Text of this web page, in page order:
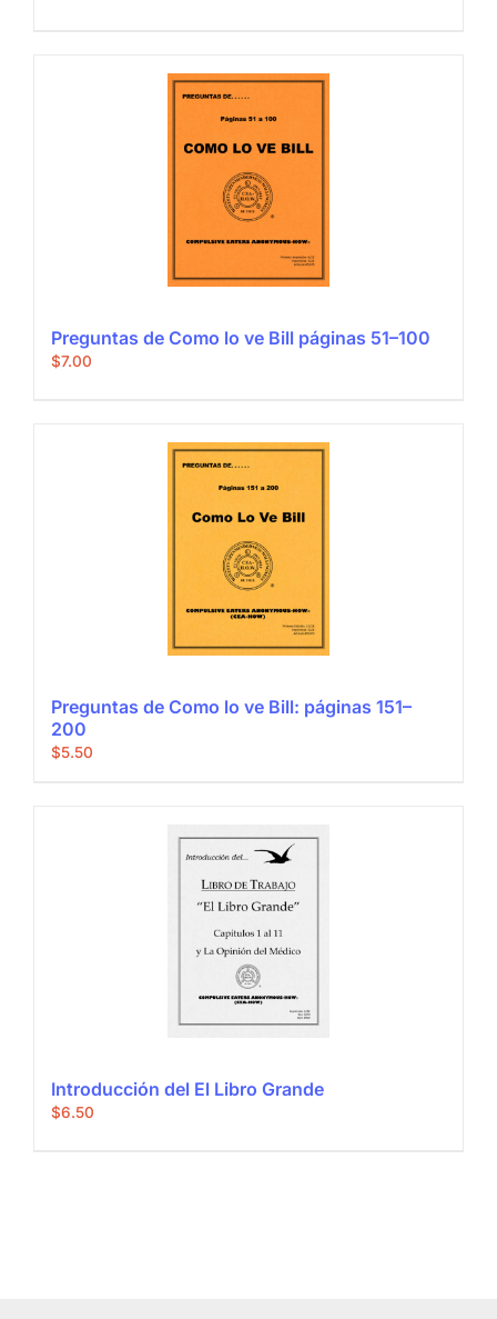
Preguntas de Como lo ve Bill páginas 51–100
$7.00
Preguntas de Como lo ve Bill: páginas 151–
200
$5.50
Introducción del El Libro Grande
$6.50